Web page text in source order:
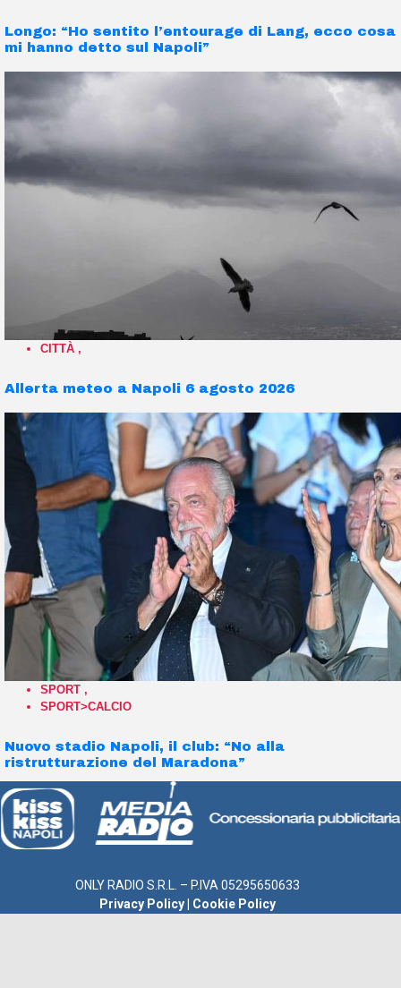
Longo: “Ho sentito l’entourage di Lang, ecco cosa
mi hanno detto sul Napoli”
CITTÀ ,
Allerta meteo a Napoli 6 agosto 2026
SPORT ,
SPORT>CALCIO
Nuovo stadio Napoli, il club: “No alla
ristrutturazione del Maradona”
ONLY RADIO S.R.L. – P.IVA 05295650633
Privacy Policy
Cookie Policy